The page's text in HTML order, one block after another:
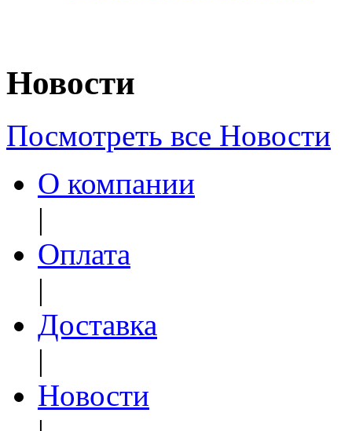
Новости
Посмотреть все Новости
О компании
|
Оплата
|
Доставка
|
Новости